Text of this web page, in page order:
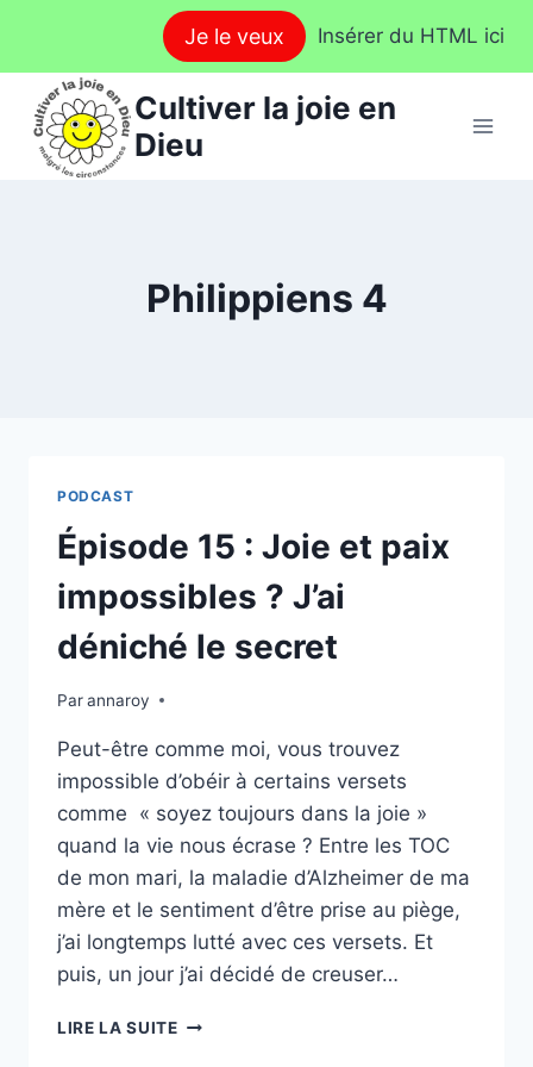
contenu
Je le veux Insérer du HTML ici
Cultiver la joie en
Dieu
Philippiens 4
PODCAST
Épisode 15 : Joie et paix
impossibles ? J’ai
déniché le secret
Parannaroy
Peut-être comme moi, vous trouvez
impossible d’obéir à certains versets
comme « soyez toujours dans la joie »
quand la vie nous écrase ? Entre les TOC
de mon mari, la maladie d’Alzheimer de ma
mère et le sentiment d’être prise au piège,
j’ai longtemps lutté avec ces versets. Et
puis, un jour j’ai décidé de creuser…
LIRE LA SUITEÉPISODE